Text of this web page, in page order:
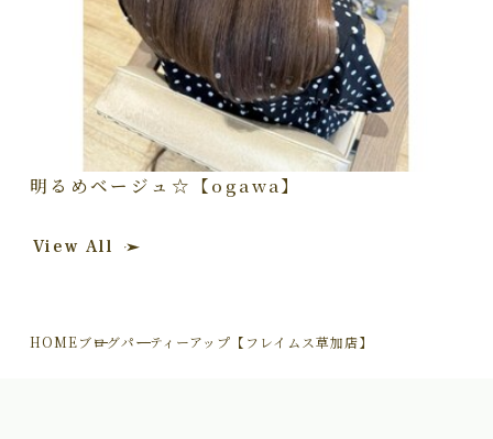
明るめベージュ☆【ogawa】
View All
HOMEブログパーティーアップ【フレイムス草加店】